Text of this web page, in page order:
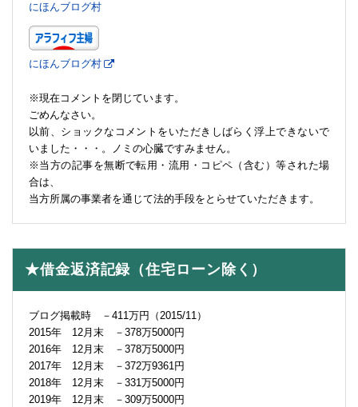
にほんブログ村
にほんブログ村
※現在コメントを閉じています。
ごめんなさい。
以前、ショックなコメントをいただきしばらく浮上できないで
いました・・・。ノミの心臓ですみません。
※当方の記事を無断で転用・流用・コピペ（含む）等された場
合は、
当方所属の事業者を通じて法的手段をとらせていただきます。
★借金返済記録（住宅ローン除く）
ブログ掲載時 －411万円（2015/11）
2015年 12月末 －378万5000円
2016年 12月末 －378万5000円
2017年 12月末 －372万9361円
2018年 12月末 －331万5000円
2019年 12月末 －309万5000円